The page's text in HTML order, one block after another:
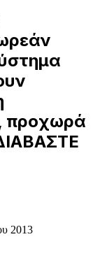
προχωρά
2013